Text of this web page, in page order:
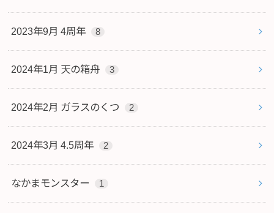
2023年9月 4周年 8
2024年1月 天の箱舟 3
2024年2月 ガラスのくつ 2
2024年3月 4.5周年 2
なかまモンスター 1